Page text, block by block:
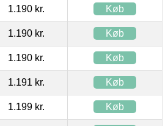
1.190 kr. Køb
1.190 kr. Køb
1.190 kr. Køb
1.191 kr. Køb
1.199 kr. Køb